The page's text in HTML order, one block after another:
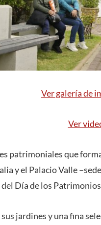
Ver galería de
Ver
patrimoniales que
y el Palacio Valle
Día de los
jardines y una fina